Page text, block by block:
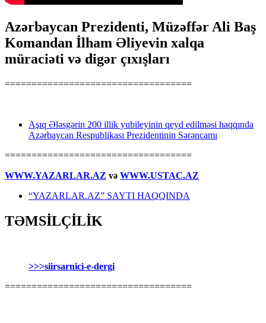
Azərbaycan Prezidenti, Müzəffər Ali Baş
Komandan İlham Əliyevin xalqa
müraciəti və digər çıxışları
===================================
Aşıq Ələsgərin 200 illik yubileyinin qeyd edilməsi haqqında
Azərbaycan Respublikası Prezidentinin Sərəncamı
===================================
WWW.YAZARLAR.AZ və WWW.USTAC.AZ
“YAZARLAR.AZ” SAYTI HAQQINDA
TƏMSİLÇİLİK
>>>siirsarnici-e-dergi
===================================